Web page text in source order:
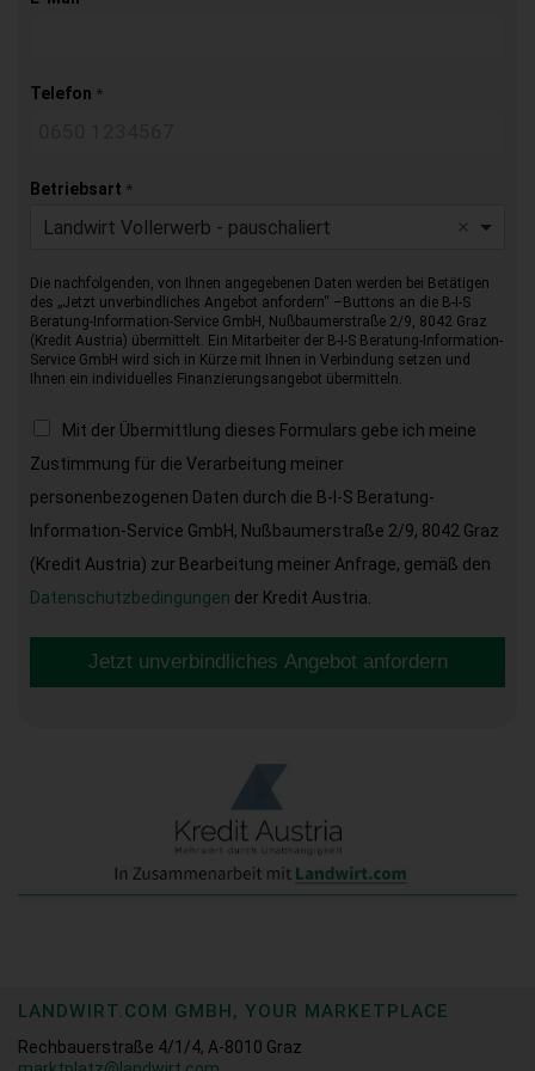
Telefon *
Betriebsart *
Landwirt Vollerwerb - pauschaliert
Die nachfolgenden, von Ihnen angegebenen Daten werden bei Betätigen
des „Jetzt unverbindliches Angebot anfordern“ –Buttons an die B-I-S
Beratung-Information-Service GmbH, Nußbaumerstraße 2/9, 8042 Graz
(Kredit Austria) übermittelt. Ein Mitarbeiter der B-I-S Beratung-Information-
Service GmbH wird sich in Kürze mit Ihnen in Verbindung setzen und
Ihnen ein individuelles Finanzierungsangebot übermitteln.
Mit der Übermittlung dieses Formulars gebe ich meine
Zustimmung für die Verarbeitung meiner
personenbezogenen Daten durch die B-I-S Beratung-
Information-Service GmbH, Nußbaumerstraße 2/9, 8042 Graz
(Kredit Austria) zur Bearbeitung meiner Anfrage, gemäß den
Datenschutzbedingungen der Kredit Austria.
Jetzt unverbindliches Angebot anfordern
LANDWIRT.COM GMBH, YOUR MARKETPLACE
Rechbauerstraße 4/1/4, A-8010 Graz